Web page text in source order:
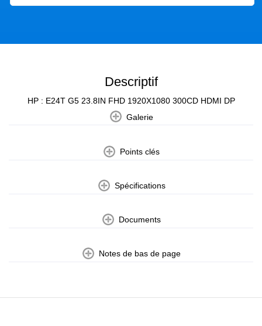
Descriptif
HP : E24T G5 23.8IN FHD 1920X1080 300CD HDMI DP
Galerie
Points clés
Spécifications
Documents
Notes de bas de page